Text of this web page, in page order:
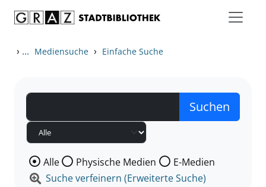
› ... Mediensuche › Einfache Suche
Wählen Sie die Medienart nach der Sie suchen wollen.
Alle Physische Medien
E-Medien
Suche verfeinern (Erweiterte Suche)